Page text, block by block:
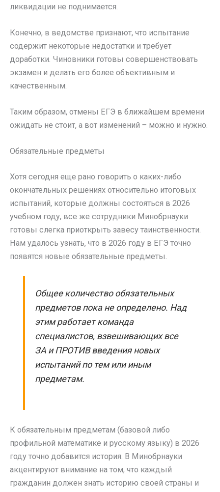
ликвидации не поднимается.
Конечно, в ведомстве признают, что испытание
содержит некоторые недостатки и требует
доработки. Чиновники готовы совершенствовать
экзамен и делать его более объективным и
качественным.
Таким образом, отмены ЕГЭ в ближайшем времени
ожидать не стоит, а вот изменений – можно и нужно.
Обязательные предметы
Хотя сегодня еще рано говорить о каких-либо
окончательных решениях относительно итоговых
испытаний, которые должны состояться в 2026
учебном году, все же сотрудники Минобрнауки
готовы слегка приоткрыть завесу таинственности.
Нам удалось узнать, что в 2026 году в ЕГЭ точно
появятся новые обязательные предметы.
Общее количество обязательных
предметов пока не определено. Над
этим работает команда
специалистов, взвешивающих все
ЗА и ПРОТИВ введения новых
испытаний по тем или иным
предметам.
К обязательным предметам (базовой либо
профильной математике и русскому языку) в 2026
году точно добавится история. В Минобрнауки
акцентируют внимание на том, что каждый
гражданин должен знать историю своей страны и